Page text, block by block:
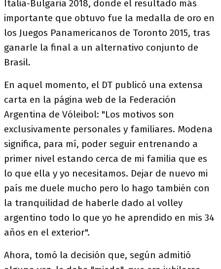
Italia-Bulgaria 2018, donde el resultado más
importante que obtuvo fue la medalla de oro en
los Juegos Panamericanos de Toronto 2015, tras
ganarle la final a un alternativo conjunto de
Brasil.
En aquel momento, el DT publicó una extensa
carta en la página web de la Federación
Argentina de Vóleibol: "Los motivos son
exclusivamente personales y familiares. Modena
significa, para mí, poder seguir entrenando a
primer nivel estando cerca de mi familia que es
lo que ella y yo necesitamos. Dejar de nuevo mi
país me duele mucho pero lo hago también con
la tranquilidad de haberle dado al volley
argentino todo lo que yo he aprendido en mis 34
años en el exterior".
Ahora, tomó la decisión que, según admitió